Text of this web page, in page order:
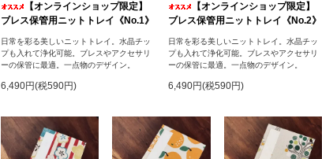
【オンラインショップ限定】
ブレス保管用ニットトレイ《No.1》
日常を彩る美しいニットトレイ。水晶チッ
プも入れて浄化可能。ブレスやアクセサリ
ーの保管に最適。一点物のデザイン。
6,490円(税590円)
【オンラインショップ限定】
ブレス保管用ニットトレイ《No.2》
日常を彩る美しいニットトレイ。水晶チッ
プも入れて浄化可能。ブレスやアクセサリ
ーの保管に最適。一点物のデザイン。
6,490円(税590円)